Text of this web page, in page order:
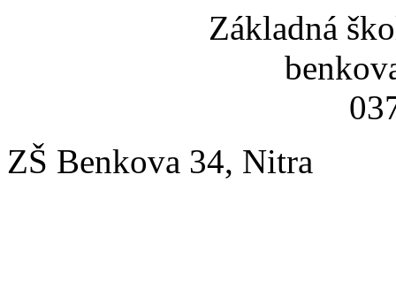
Základná
ZŠ Benkova 34, Nitra